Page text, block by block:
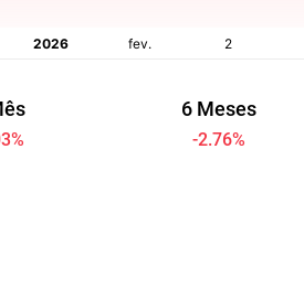
%
6 Meses
-2.76%